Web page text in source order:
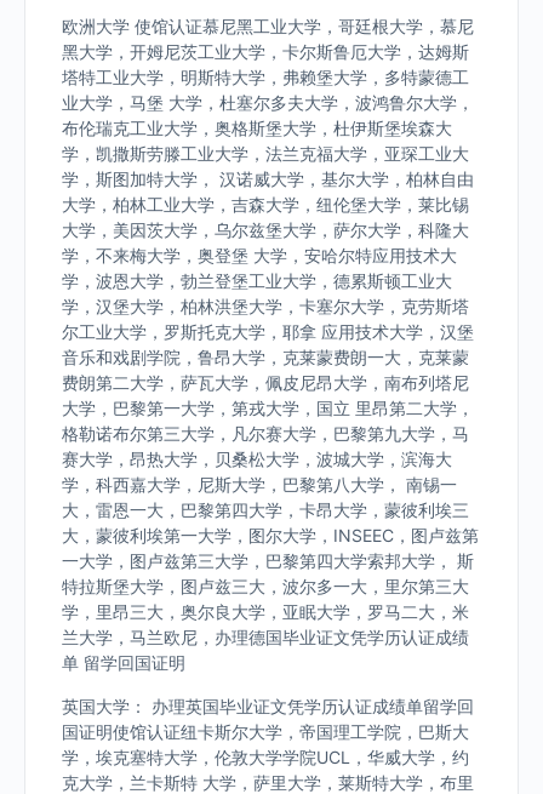
欧洲大学 使馆认证慕尼黑工业大学，哥廷根大学，慕尼
黑大学，开姆尼茨工业大学，卡尔斯鲁厄大学，达姆斯
塔特工业大学，明斯特大学，弗赖堡大学，多特蒙德工
业大学，马堡 大学，杜塞尔多夫大学，波鸿鲁尔大学，
布伦瑞克工业大学，奥格斯堡大学，杜伊斯堡埃森大
学，凯撒斯劳滕工业大学，法兰克福大学，亚琛工业大
学，斯图加特大学， 汉诺威大学，基尔大学，柏林自由
大学，柏林工业大学，吉森大学，纽伦堡大学，莱比锡
大学，美因茨大学，乌尔兹堡大学，萨尔大学，科隆大
学，不来梅大学，奥登堡 大学，安哈尔特应用技术大
学，波恩大学，勃兰登堡工业大学，德累斯顿工业大
学，汉堡大学，柏林洪堡大学，卡塞尔大学，克劳斯塔
尔工业大学，罗斯托克大学，耶拿 应用技术大学，汉堡
音乐和戏剧学院，鲁昂大学，克莱蒙费朗一大，克莱蒙
费朗第二大学，萨瓦大学，佩皮尼昂大学，南布列塔尼
大学，巴黎第一大学，第戎大学，国立 里昂第二大学，
格勒诺布尔第三大学，凡尔赛大学，巴黎第九大学，马
赛大学，昂热大学，贝桑松大学，波城大学，滨海大
学，科西嘉大学，尼斯大学，巴黎第八大学， 南锡一
大，雷恩一大，巴黎第四大学，卡昂大学，蒙彼利埃三
大，蒙彼利埃第一大学，图尔大学，INSEEC，图卢兹第
一大学，图卢兹第三大学，巴黎第四大学索邦大学， 斯
特拉斯堡大学，图卢兹三大，波尔多一大，里尔第三大
学，里昂三大，奥尔良大学，亚眠大学，罗马二大，米
兰大学，马兰欧尼，办理德国毕业证文凭学历认证成绩
单 留学回国证明
英国大学： 办理英国毕业证文凭学历认证成绩单留学回
国证明使馆认证纽卡斯尔大学，帝国理工学院，巴斯大
学，埃克塞特大学，伦敦大学学院UCL，华威大学，约
克大学，兰卡斯特 大学，萨里大学，莱斯特大学，布里